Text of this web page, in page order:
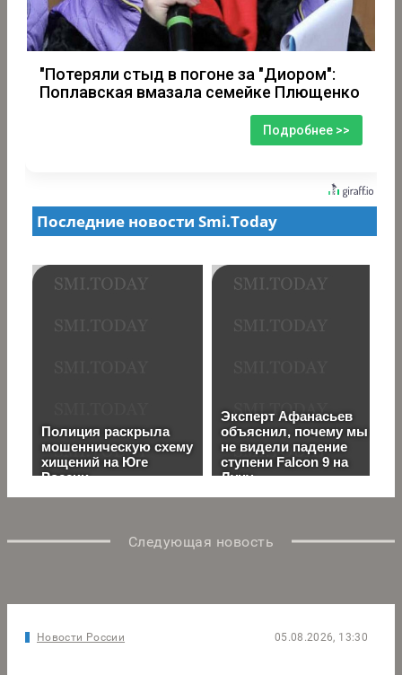
"Потеряли стыд в погоне за "Диором":
Поплавская вмазала семейке Плющенко
Подробнее >>
Следующая новость
Новости России 05.08.2026, 13:30